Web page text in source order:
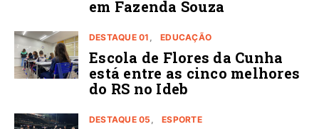
em Fazenda Souza
DESTAQUE 01 EDUCAÇÃO
Escola de Flores da Cunha
está entre as cinco melhores
do RS no Ideb
DESTAQUE 05 ESPORTE